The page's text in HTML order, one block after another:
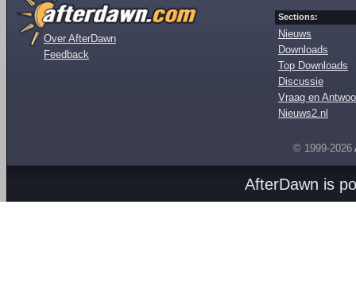
Over AfterDawn
Feedback
Sections:
Nieuws
Downloads
Top Downloads
Discussie
Vraag en
Nieuws2.nl
© 1999-2026
AfterDawn is